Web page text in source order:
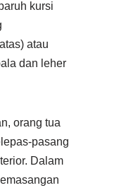
kursi
atau
dan leher
orang tua
pasang
Dalam